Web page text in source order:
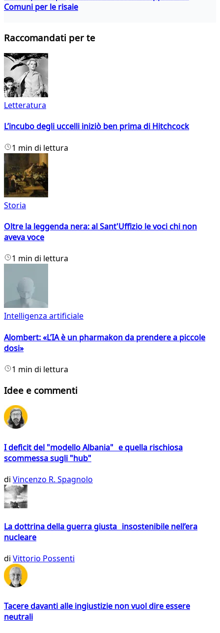
Comuni per le risaie
Raccomandati per te
Letteratura
L’incubo degli uccelli iniziò ben prima di Hitchcock
1 min di lettura
Storia
Oltre la leggenda nera: al Sant'Uffizio le voci chi non
aveva voce
1 min di lettura
Intelligenza artificiale
Alombert: «L’IA è un pharmakon da prendere a piccole
dosi»
1 min di lettura
Idee e commenti
I deficit del "modello Albania" e quella rischiosa
scommessa sugli "hub"
di Vincenzo R. Spagnolo
La dottrina della guerra giusta insostenibile nell’era
nucleare
di Vittorio Possenti
Tacere davanti alle ingiustizie non vuol dire essere
neutrali